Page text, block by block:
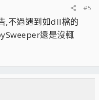
#5
,不過遇到如dll檔的
還是沒輒